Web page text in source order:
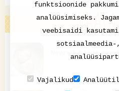
Neerud hiina moodi
funktsioonide
analüüsimiseks.
veebisaidi
Vajalikud